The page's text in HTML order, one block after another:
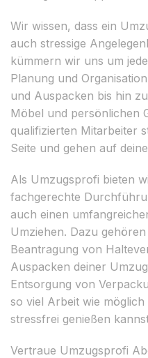
Wir wissen, dass ein
auch stressige
kümmern wir uns um
Planung und
und Auspacken bis hin
Möbel und persönlichen
qualifizierten Mitarbeiter
Seite und gehen auf
Als Umzugsprofi bieten
fachgerechte
auch einen
Umziehen. Dazu
Beantragung von
Auspacken deiner
Entsorgung von
so viel Arbeit wie
stressfrei genießen
Vertraue Umzugsprofi